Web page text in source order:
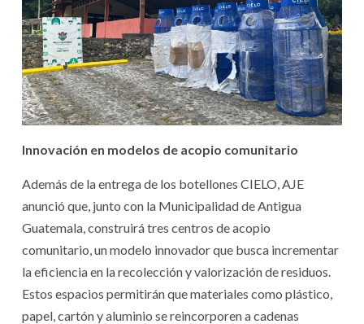
Innovación en modelos de acopio comunitario
Además de la entrega de los botellones CIELO, AJE
anunció que, junto con la Municipalidad de Antigua
Guatemala, construirá tres centros de acopio
comunitario, un modelo innovador que busca incrementar
la eficiencia en la recolección y valorización de residuos.
Estos espacios permitirán que materiales como plástico,
papel, cartón y aluminio se reincorporen a cadenas